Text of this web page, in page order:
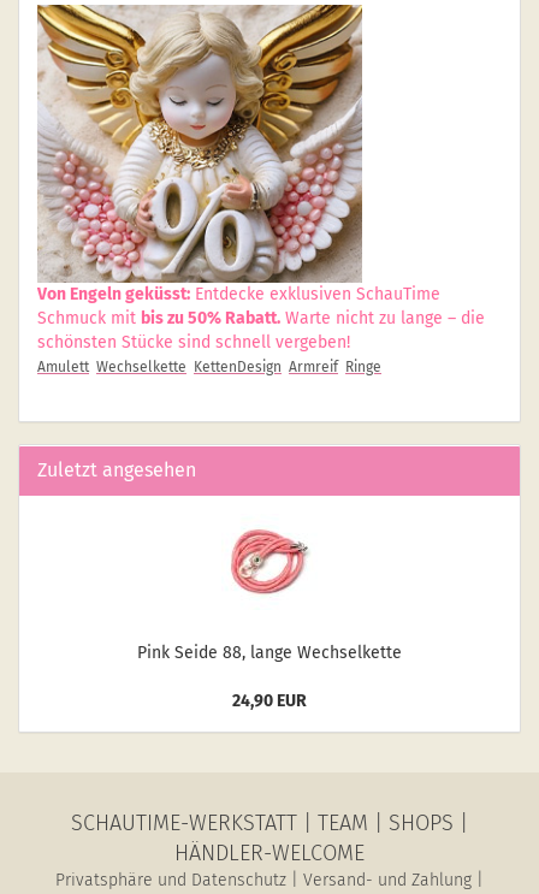
Von Engeln geküsst: Entdecke exklusiven SchauTime
Schmuck mit bis zu 50% Rabatt. Warte nicht zu lange – die
schönsten Stücke sind schnell vergeben!
Amulett Wechselkette KettenDesign Armreif Ringe
Zuletzt angesehen
Pink Seide 88, lange Wech­sel­ket­te
24,90 EUR
SCHAUTIME-WERKSTATT TEAM SHOPS
HÄNDLER-WELCOME
Privatsphäre und Datenschutz Versand- und Zahlung